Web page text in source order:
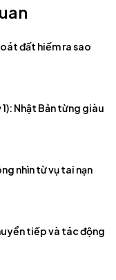
đất hiếm ra sao
Nhật Bản từng giàu
nhìn từ vụ tai nạn
tiếp và tác động